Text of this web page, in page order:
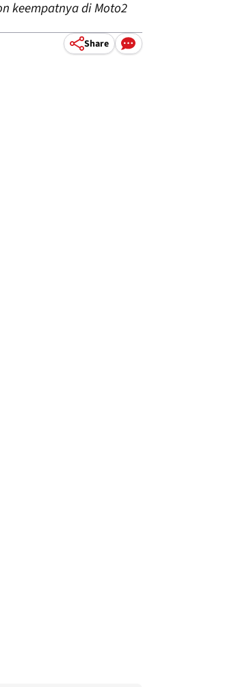
keempatnya di Moto2
Share